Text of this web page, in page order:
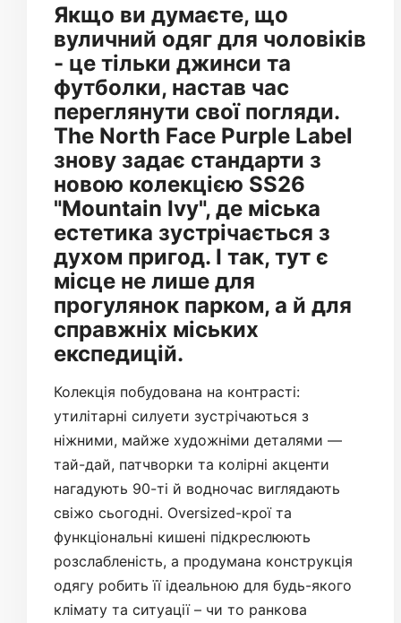
Якщо ви думаєте, що
вуличний одяг для чоловіків
- це тільки джинси та
футболки, настав час
переглянути свої погляди.
The North Face Purple Label
знову задає стандарти з
новою колекцією SS26
"Mountain Ivy", де міська
естетика зустрічається з
духом пригод. І так, тут є
місце не лише для
прогулянок парком, а й для
справжніх міських
експедицій.
Колекція побудована на контрасті:
утилітарні силуети зустрічаються з
ніжними, майже художніми деталями —
тай-дай, патчворки та колірні акценти
нагадують 90-ті й водночас виглядають
свіжо сьогодні. Oversized-крої та
функціональні кишені підкреслюють
розслабленість, а продумана конструкція
одягу робить її ідеальною для будь-якого
клімату та ситуації – чи то ранкова